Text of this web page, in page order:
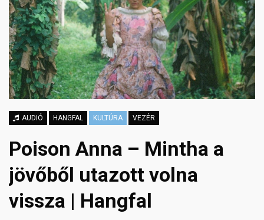
AUDIÓ HANGFAL KULTÚRA VEZÉR
Poison Anna – Mintha a
jövőből utazott volna
vissza | Hangfal